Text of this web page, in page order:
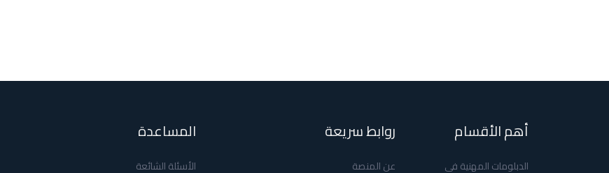
أهم الأقسام
الدبلومات المهنية فى
روابط سريعة
عن المنصة
المساعدة
الأسئلة الشائعة